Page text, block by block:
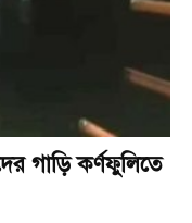
গাড়ি কর্ণফুলিতে